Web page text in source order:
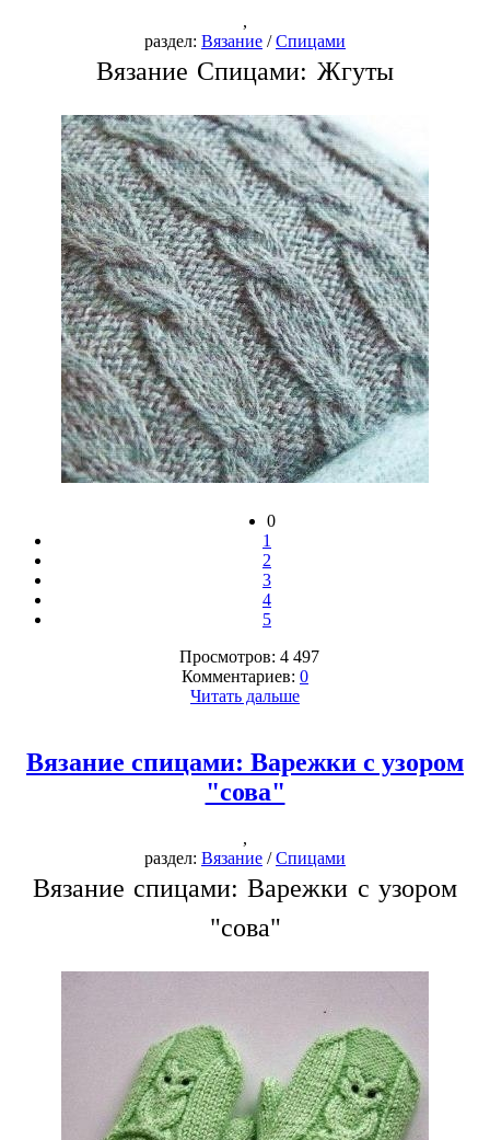
,
раздел: Вязание /Спицами
Вязание Спицами: Жгуты
0
1
2
3
4
5
Просмотров: 4 497
Комментариев: 0
Читать дальше
Вязание спицами: Варежки с узором
"сова"
,
раздел: Вязание /Спицами
Вязание спицами: Варежки с узором
"сова"